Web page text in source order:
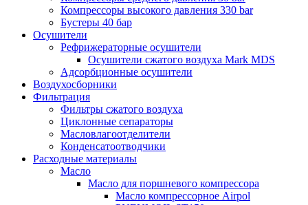
Компрессоры высокого давления 330 bar
Бустеры 40 бар
Осушители
Рефрижераторные осушители
Осушители сжатого воздуха Mark MDS
Адсорбционные осушители
Воздухосборники
Фильтрация
Фильтры сжатого воздуха
Циклонные сепараторы
Масловлагоотделители
Конденсатоотводчики
Расходные материалы
Масло
Масло для поршневого компрессора
Масло компрессорное Airpol